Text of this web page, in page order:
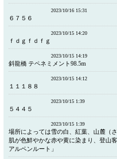
2023/10/16 15:31
６７５６
2023/10/15 14:20
ｆｄｇｆｄｆｇ
2023/10/15 14:19
斜龍橋 テペネミメント98.5m
2023/10/15 14:12
１１１８８
2023/10/15 1:39
５４４５
2023/10/15 1:39
場所によっては雪の白、紅葉、山麓（
肌が色鮮やかな赤や黄に染まり、登山
アルペンルート」